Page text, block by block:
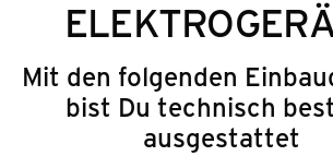
Mit den folgenden
bist Du technisch
ausgestattet